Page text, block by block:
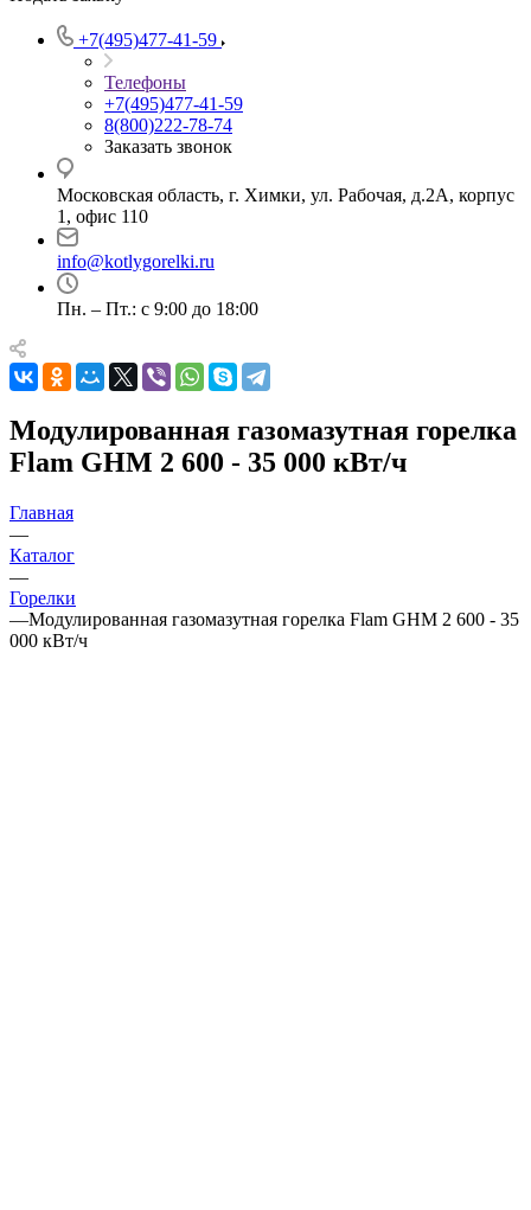
+7(495)477-41-59
Телефоны
+7(495)477-41-59
8(800)222-78-74
Заказать звонок
Московская область, г. Химки, ул. Рабочая, д.2А, корпус
1, офис 110
info@kotlygorelki.ru
Пн. – Пт.: с 9:00 до 18:00
Модулированная газомазутная горелка
Flam GHM 2 600 - 35 000 кВт/ч
Главная
—
Каталог
—
Горелки
—Модулированная газомазутная горелка Flam GHM 2 600 - 35
000 кВт/ч